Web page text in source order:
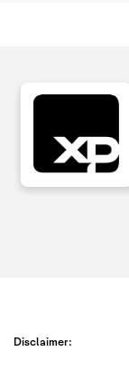
Disclaimer: